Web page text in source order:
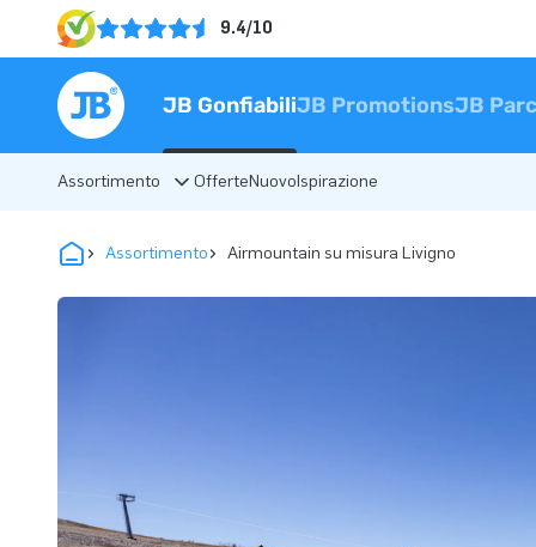
9.4/10
JB GonfiabiliJB PromotionsJB
Assortimento OfferteNuovoIspirazione
Assortimento Airmountain su misura Livigno